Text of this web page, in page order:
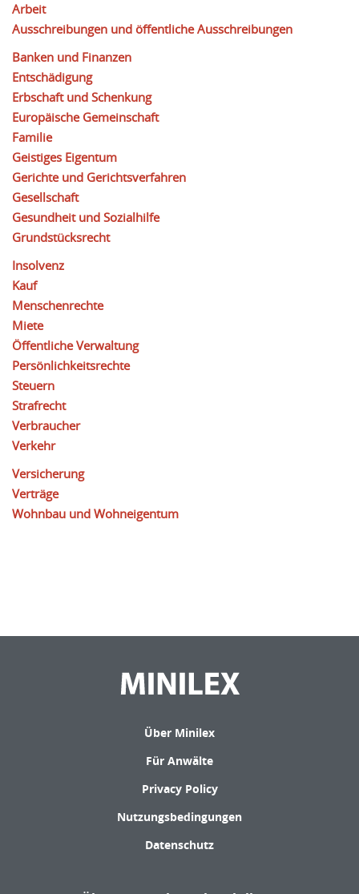
Arbeit
Ausschreibungen und öffentliche Ausschreibungen
Banken und Finanzen
Entschädigung
Erbschaft und Schenkung
Europäische Gemeinschaft
Familie
Geistiges Eigentum
Gerichte und Gerichtsverfahren
Gesellschaft
Gesundheit und Sozialhilfe
Grundstücksrecht
Insolvenz
Kauf
Menschenrechte
Miete
Öffentliche Verwaltung
Persönlichkeitsrechte
Steuern
Strafrecht
Verbraucher
Verkehr
Versicherung
Verträge
Wohnbau und Wohneigentum
Über Minilex
Für Anwälte
Privacy Policy
Nutzungsbedingungen
Datenschutz